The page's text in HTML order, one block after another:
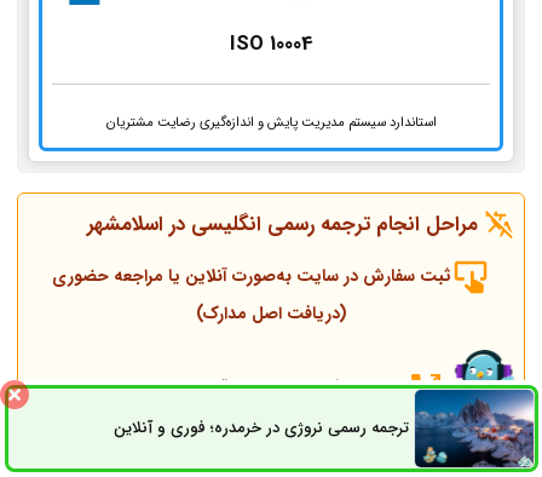
ISO 10004
استاندارد سیستم مدیریت پایش و اندازه‌گیری رضایت مشتریان
مراحل انجام ترجمه رسمی انگلیسی در اسلامشهر
ثبت سفارش در سایت به‌صورت آنلاین یا مراجعه حضوری
(دریافت اصل مدارک)
تماس همکاران و مشاوره قبل از انجام ترجمه
انجام ترجمه، مهر و پلمپ توسط مترجم رسمی
ترجمه رسمی نروژی در خرمدره؛ فوری و آنلاینثبت سفارش راه های ارتباطی